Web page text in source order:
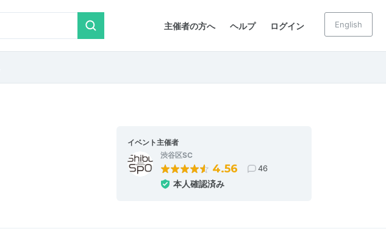
主催者の方へ ヘルプ ログイン English
イベント主催者
渋谷区SC
4.56 46
本人確認済み